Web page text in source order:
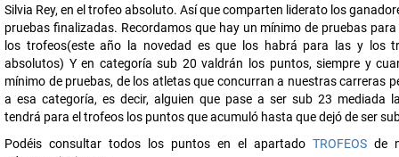
Silvia Rey, en el trofeo absoluto. Así que comparten liderato los
pruebas finalizadas. Recordamos que hay un mínimo de pruebas
los trofeos(este año la novedad es que los habrá para las y los
absolutos) Y en categoría sub 20 valdrán los puntos, siempre y
mínimo de pruebas, de los atletas que concurran a nuestras carreras
a esa categoría, es decir, alguien que pase a ser sub 23 mediada
tendrá para el trofeos los puntos que acumuló hasta que dejó de ser
Podéis consultar todos los puntos en el apartado TROFEOS de